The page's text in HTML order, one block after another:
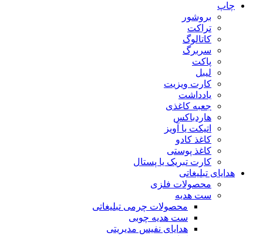
چاپ
بروشور
تراکت
کاتالوگ
سربرگ
پاکت
لیبل
کارت ویزیت
یادداشت
جعبه کاغذی
هاردباکس
اتیکت یا آویز
کاغذ کادو
کاغذ پوستی
کارت تبریک یا پستال
هدایای تبلیغاتی
محصولات فلزی
ست هدیه
محصولات چرمی تبلیغاتی
ست هدیه چوبی
هدایای نفیس مدیریتی